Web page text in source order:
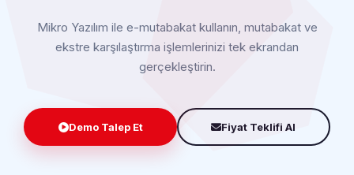
Mikro Yazılım ile e-mutabakat kullanın, mutabakat ve
ekstre karşılaştırma işlemlerinizi tek ekrandan
gerçekleştirin.
Demo Talep Et Fiyat Teklifi Al